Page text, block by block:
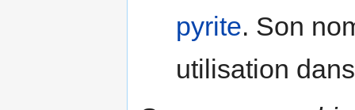
pyrite. Son
utilisation